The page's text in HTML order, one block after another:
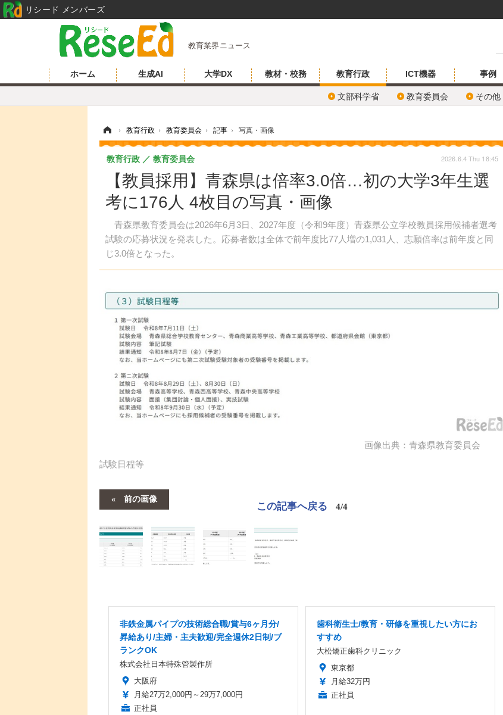
教育業界ニュース
ホーム 生成AI 大学DX 教材・校務 教育行政
文部科学省 教育委員会 その他
ICT機器 事例
› 教育行政 › 教育委員会 › 記事 › 写真・画像
【教員採用】青森県は倍率3.0倍…初の大学3年生選
考に176人 4枚目の写真・画像
青森県教育委員会は2026年6月3日、2027年度（令和9年度）青森県公立学校教員採用候補者選考
試験の応募状況を発表した。応募者数は全体で前年度比77人増の1,031人、志願倍率は前年度と同
じ3.0倍となった。
教育行政 教育委員会 2026.6.4 Thu 18:45
画像出典：青森県教育委員会
試験日程等
前の画像
この記事へ戻る 4/4
非鉄金属パイプの技術総合職/賞与6ヶ月分/
昇給あり/主婦・主夫歓迎/完全週休2日制/ブ
ランクOK
株式会社日本特殊管製作所
大阪府
月給27万2,000円～29万7,000円
正社員
歯科衛生士/教育・研修を重視したい方にお
すすめ
大松矯正歯科クリニック
東京都
月給32万円
正社員
リシード メンバーズ